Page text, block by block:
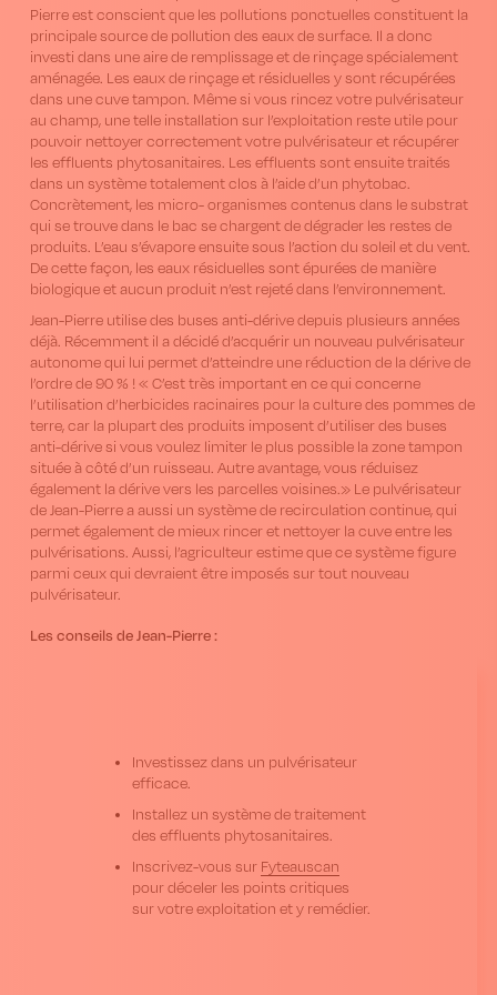
Pierre est conscient que les pollutions ponctuelles constituent la
principale source de pollution des eaux de surface. Il a donc
investi dans une aire de remplissage et de rinçage spécialement
aménagée. Les eaux de rinçage et résiduelles y sont récupérées
dans une cuve tampon. Même si vous rincez votre pulvérisateur
au champ, une telle installation sur l’exploitation reste utile pour
pouvoir nettoyer correctement votre pulvérisateur et récupérer
les effluents phytosanitaires. Les effluents sont ensuite traités
dans un système totalement clos à l’aide d’un phytobac.
Concrètement, les micro- organismes contenus dans le substrat
qui se trouve dans le bac se chargent de dégrader les restes de
produits. L’eau s’évapore ensuite sous l’action du soleil et du vent.
De cette façon, les eaux résiduelles sont épurées de manière
biologique et aucun produit n’est rejeté dans l’environnement.
Jean-Pierre utilise des buses anti-dérive depuis plusieurs années
déjà. Récemment il a décidé d’acquérir un nouveau pulvérisateur
autonome qui lui permet d’atteindre une réduction de la dérive de
l’ordre de 90 % ! « C’est très important en ce qui concerne
l’utilisation d’herbicides racinaires pour la culture des pommes de
terre, car la plupart des produits imposent d’utiliser des buses
anti-dérive si vous voulez limiter le plus possible la zone tampon
située à côté d’un ruisseau. Autre avantage, vous réduisez
également la dérive vers les parcelles voisines.» Le pulvérisateur
de Jean-Pierre a aussi un système de recirculation continue, qui
permet également de mieux rincer et nettoyer la cuve entre les
pulvérisations. Aussi, l’agriculteur estime que ce système figure
parmi ceux qui devraient être imposés sur tout nouveau
pulvérisateur.
Les conseils de Jean-Pierre :
Investissez dans un pulvérisateur
efficace.
Installez un système de traitement
des effluents phytosanitaires.
Inscrivez-vous sur Fyteauscan
pour déceler les points critiques
sur votre exploitation et y remédier.